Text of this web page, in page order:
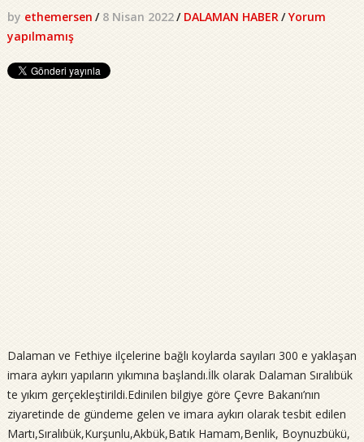
by ethemersen / 8 Nisan 2022/ DALAMAN HABER/ Yorum
yapılmamış
Dalaman ve Fethiye ilçelerine bağlı koylarda sayıları 300 e yaklaşan
imara aykırı yapıların yıkımına başlandı.İlk olarak Dalaman Sıralıbük
te yıkım gerçekleştirildi.Edinilen bilgiye göre Çevre Bakanı’nın
ziyaretinde de gündeme gelen ve imara aykırı olarak tesbit edilen
Martı,Sıralıbük,Kurşunlu,Akbük,Batık Hamam,Benlik, Boynuzbükü,